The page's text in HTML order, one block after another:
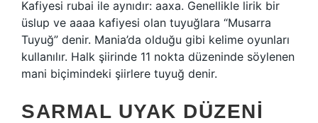
Kafiyesi rubai ile aynıdır: aaxa. Genellikle lirik bir
üslup ve aaaa kafiyesi olan tuyuğlara “Musarra
Tuyuğ” denir. Mania’da olduğu gibi kelime oyunları
kullanılır. Halk şiirinde 11 nokta düzeninde söylenen
mani biçimindeki şiirlere tuyuğ denir.
SARMAL UYAK DÜZENI